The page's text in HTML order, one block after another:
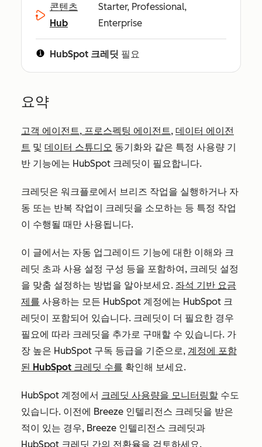
콘텐츠
Hub
Starter, Professional,
Enterprise
HubSpot 크레딧 필요
요약
고객 에이전트, 프로스펙팅 에이전트, 데이터 에이전
트 및 데이터 스튜디오 동기화와 같은 특정 사용량 기
반 기능에는 HubSpot 크레딧이 필요합니다.
크레딧은 워크플로에서 브리즈 작업을 실행하거나 자
동 또는 반복 작업이 크레딧을 소모하는 등 특정 작업
이 수행될 때만 사용됩니다.
이 글에서는 자동 업그레이드 기능에 대한 이해와 크
레딧 초과 사용 설정 구성 등을 포함하여, 크레딧 설정
을 맞춤 설정하는 방법을 알아보세요. 좌석 기반 요금
제를 사용하는 모든 HubSpot 계정에는 HubSpot 크
레딧이 포함되어 있습니다. 크레딧이 더 필요한 경우
필요에 따라 크레딧을 추가로 구매할 수 있습니다. 가
장 높은 HubSpot 구독 등급을 기준으로, 계정에 포함
된 HubSpot 크레딧 수를 확인해 보세요.
HubSpot 계정에서 크레딧 사용량을 모니터링할 수도
있습니다. 이전에 Breeze 인텔리전스 크레딧을 받은
적이 있는 경우, Breeze 인텔리전스 크레딧과
HubSpot 크레딧 간의 전환율을 검토하세요.